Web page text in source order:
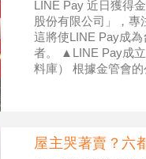
LINE Pay 近日獲得
股份有限公司」，專
這將使LINE Pay成
者。 ▲LINE Pay成
料庫） 根據金管會
屋主哭著賣？六